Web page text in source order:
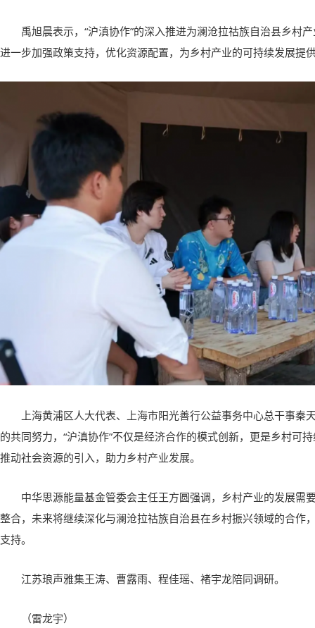
禹旭晨表示，“沪滇协作”的深入推进为澜沧拉祜族自治县乡村
进一步加强政策支持，优化资源配置，为乡村产业的可持续发展提
上海黄浦区人大代表、上海市阳光善行公益事务中心总干事秦
的共同努力，“沪滇协作”不仅是经济合作的模式创新，更是乡村可
推动社会资源的引入，助力乡村产业发展。
中华思源能量基金管委会主任王方圆强调，乡村产业的发展需
整合，未来将继续深化与澜沧拉祜族自治县在乡村振兴领域的合作
支持。
江苏琅声雅集王涛、曹露雨、程佳瑶、褚宇龙陪同调研。
（雷龙宇）